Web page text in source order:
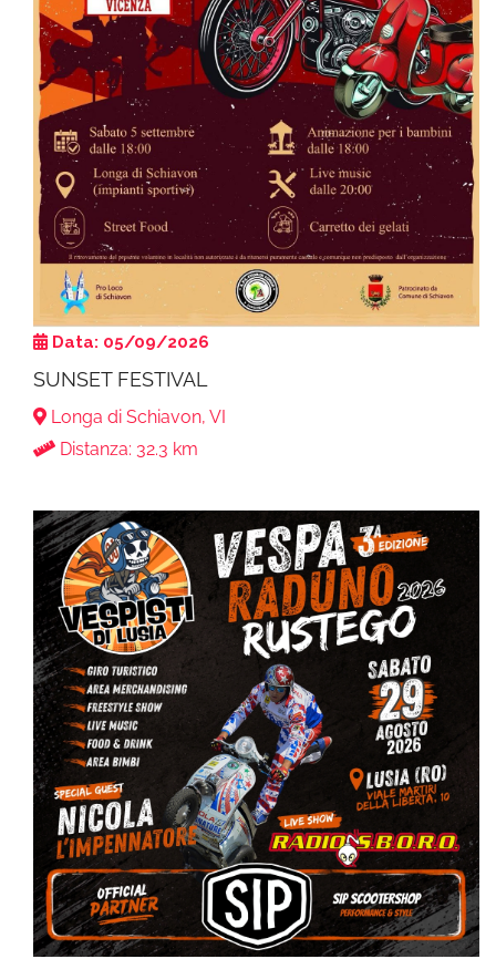
Data: 05/09/2026
SUNSET FESTIVAL
Longa di Schiavon, VI
Distanza: 32.3 km